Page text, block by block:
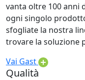
vanta oltre 100 anni
ogni singolo
sfogliate la nostra
trovare la soluzione
Vai Gast
Qualità